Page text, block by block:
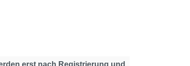
erst nach Registrierung und